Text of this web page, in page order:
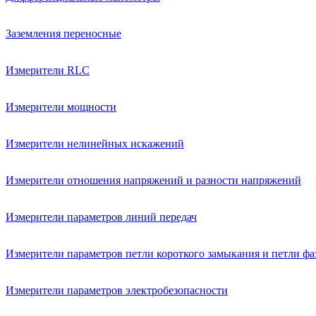
Заземления переносные
Измерители RLC
Измерители мощности
Измерители нелинейных искажений
Измерители отношения напряжений и разности напряжений
Измерители параметров линий передач
Измерители параметров петли короткого замыкания и петли
Измерители параметров электробезопасности